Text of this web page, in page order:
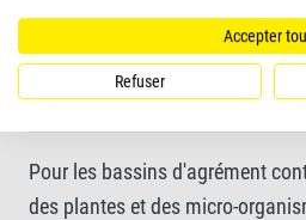
Élimine les algues en deux à
Extrêmement simple à utiliser,
Pour les bassins d'agrément
des plantes et des micro-
Accepter
Refuser